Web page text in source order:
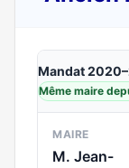
Mandat
Même maire
MAIRE
M. Jean-